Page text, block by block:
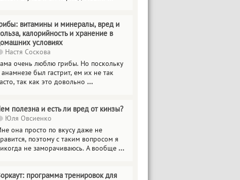
витамины и минералы, вред и
калорийность и хранение в
условиях
Настя Соскова
очень люблю грибы. Но поскольку
анамнезе был гастрит, ем их не так
так как это довольно ...
полезна и есть ли вред от кинзы?
Юля Овсиенко
она просто по вкусу даже не
поэтому с таким вопросом я
не заморачиваюсь. А вообще ...
программа тренировок для